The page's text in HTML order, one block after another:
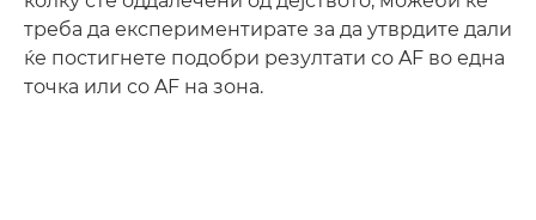
треба да експериментирате за да утврдите дали
ќе постигнете подобри резултати со AF во една
точка или со AF на зона.